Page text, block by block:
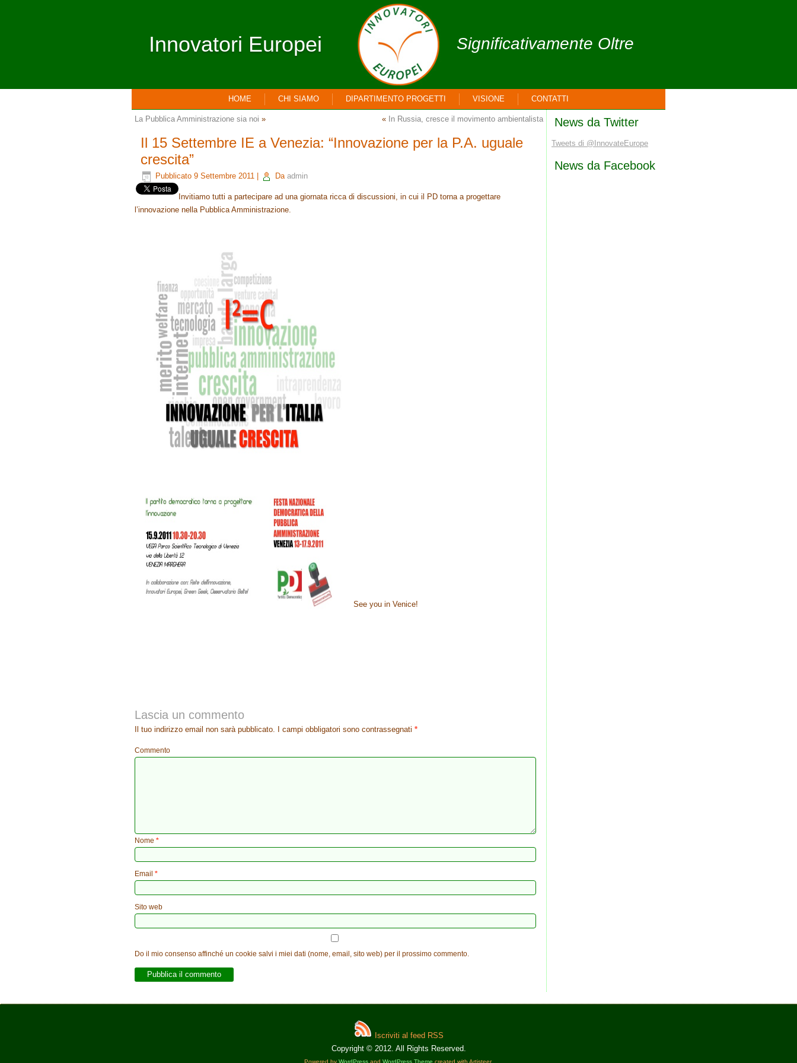
Innovatori Europei Significativamente Oltre
HOME CHI SIAMO DIPARTIMENTO PROGETTI VISIONE CONTATTI
La Pubblica Amministrazione sia noi » « In Russia, cresce il movimento ambientalista
Il 15 Settembre IE a Venezia: “Innovazione per la P.A. uguale
crescita”
Pubblicato 9 Settembre 2011 Da admin
Invitiamo tutti a partecipare ad una giornata ricca di discussioni, in cui il PD torna a progettare
l’innovazione nella Pubblica Amministrazione.
See you in Venice!
Lascia un commento
Il tuo indirizzo email non sarà pubblicato. I campi obbligatori sono contrassegnati *
Commento
Nome *
Email *
Sito web
Do il mio consenso affinché un cookie salvi i miei dati (nome, email, sito web) per il prossimo commento.
News da Twitter
Tweets di @InnovateEurope
News da Facebook
Iscriviti al feed RSS
Copyright © 2012. All Rights Reserved.
Powered by WordPress and WordPress Theme created with Artisteer.